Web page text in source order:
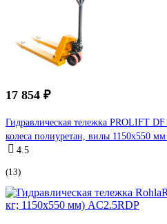
17 854 ₽
Гидравлическая тележка PROLIFT DF
колеса полиуретан, вилы 1150x550
4.5
(13)